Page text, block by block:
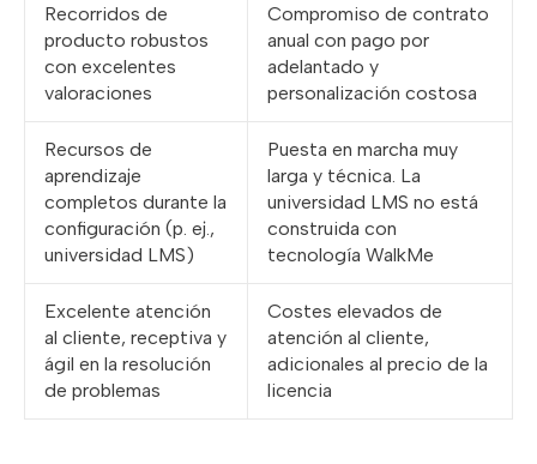
Recorridos de
producto robustos
con excelentes
valoraciones
Compromiso de contrato
anual con pago por
adelantado y
personalización costosa
Recursos de
aprendizaje
completos durante la
configuración (p. ej.,
universidad LMS)
Puesta en marcha muy
larga y técnica. La
universidad LMS no está
construida con
tecnología WalkMe
Excelente atención
al cliente, receptiva y
ágil en la resolución
de problemas
Costes elevados de
atención al cliente,
adicionales al precio de la
licencia